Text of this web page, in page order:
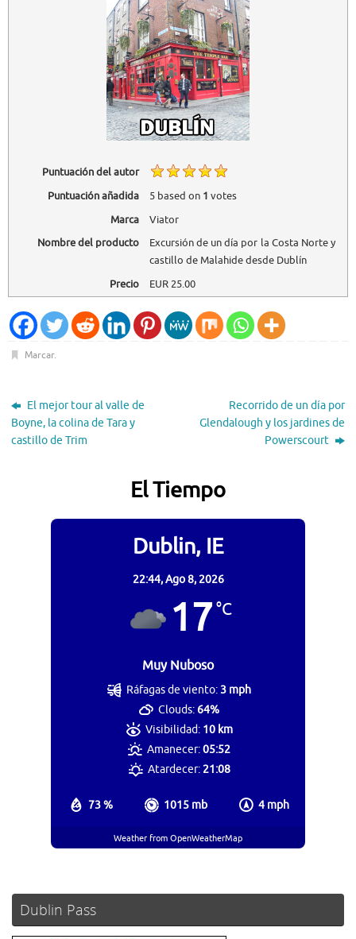
Puntuación del autor
Puntuación añadida
5based on 1 votes
Marca
Viator
Nombre del producto
Excursión de un día por la Costa Norte y
castillo de Malahide desde Dublín
Precio
EUR25.00
Marcar.
El mejor tour al valle de
Boyne, la colina de Tara y
castillo de Trim
Recorrido de un día por
Glendalough y los jardines de
Powerscourt
El Tiempo
Dublin, IE
22:44,Ago 8, 2026
17°C
Muy Nuboso
73 % 1015 mb 4 mph
Ráfagas de viento:3 mph
Clouds:64%
Visibilidad: 10 km
Amanecer:05:52
Atardecer:21:08
Weather from OpenWeatherMap
Dublin Pass